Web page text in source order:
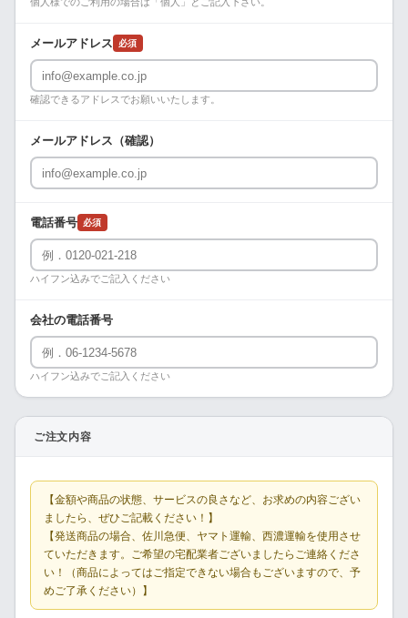
メールアドレス 必須
確認できるアドレスでお願いいたします。
メールアドレス（確認）
電話番号 必須
ハイフン込みでご記入ください
会社の電話番号
ハイフン込みでご記入ください
ご注文内容
【金額や商品の状態、サービスの良さなど、お求めの内容ござい
ましたら、ぜひご記載ください！】
【発送商品の場合、佐川急便、ヤマト運輸、西濃運輸を使用させ
ていただきます。ご希望の宅配業者ございましたらご連絡くださ
い！（商品によってはご指定できない場合もございますので、予
めご了承ください）】